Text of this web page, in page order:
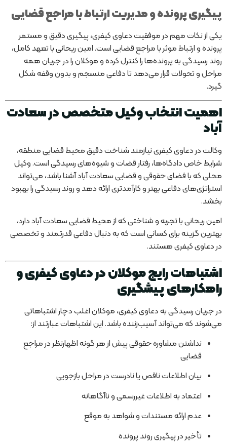
پیگیری پرونده و مدیریت ارتباط با مراجع قضایی
یکی از نکات مهم در موفقیت دعاوی کیفری، پیگیری دقیق و مستمر
پرونده و ارتباط موثر با مراجع قضایی است. امین ریحانی با تعهد کامل،
روند رسیدگی به پرونده‌ها را کنترل کرده و موکلان را در جریان همه
مراحل و تحولات قرار می‌دهد تا دفاعی منسجم و بدون وقفه شکل
گیرد.
اهمیت انتخاب وکیل متخصص در سعادت
آباد
وکالت در دعاوی کیفری نیازمند شناخت دقیق محیط قضایی منطقه،
شرایط خاص دادگاه‌ها، رفتار قضات و شیوه‌های رسیدگی است. وکیل
محلی که با فضای حقوقی و قضایی سعادت آباد آشنا باشد، می‌تواند
استراتژی‌های دفاعی بهتر و کارآمدتری ارائه دهد و روند رسیدگی را بهبود
بخشد.
امین ریحانی با تجربه و شناختی که از محیط قضایی سعادت آباد دارد،
بهترین گزینه برای کسانی است که به دنبال دفاعی قدرتمند و تخصصی
در دعاوی کیفری هستند.
اشتباهات رایج موکلان در دعاوی کیفری و
راهکارهای پیشگیری
در جریان رسیدگی به دعاوی کیفری، موکلان اغلب دچار اشتباهاتی
می‌شوند که می‌تواند آسیب‌زننده باشد. این اشتباهات عبارتند از:
نداشتن مشاوره حقوقی پیش از هر گونه اظهارنظر در مراجع
قضایی
بیان اطلاعات ناقص یا نادرست در مراحل بازجویی
اعتماد به اطلاعات غیررسمی و ناآگاهانه
عدم ارائه مستندات و شواهد به موقع
تأخیر در پیگیری روند پرونده